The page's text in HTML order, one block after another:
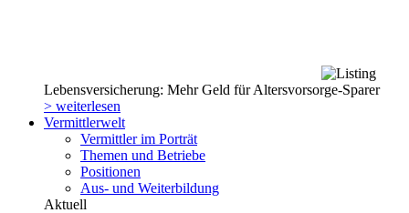
Lebensversicherung: Mehr Geld für Altersvorsorge-Sparer
> weiterlesen
Vermittlerwelt
Vermittler im Porträt
Themen und Betriebe
Positionen
Aus- und Weiterbildung
Aktuell